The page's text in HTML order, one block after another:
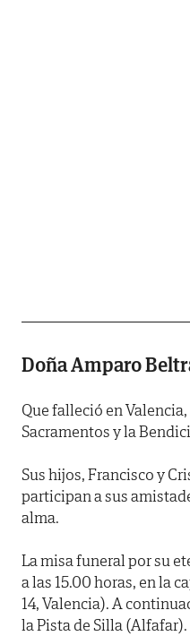
Doña Amparo
Que falleció en
Sacramentos y la
Sus hijos, Francisco y
participan a sus
alma.
La misa funeral por su
a las 15.00 horas, en la
14, Valencia). A
la Pista de Silla (Alfafar).